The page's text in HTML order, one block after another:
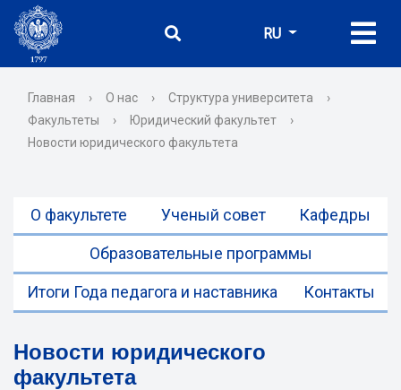
RU
Главная › О нас › Структура университета
›
Факультеты
› Юридический факультет
›
Новости юридического факультета
О факультете Ученый совет Кафедры
Образовательные программы
Итоги Года педагога и наставника Контакты
Новости юридического
факультета